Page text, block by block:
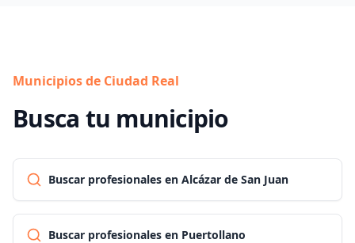
Municipios de Ciudad Real
Busca tu municipio
Buscar profesionales en Alcázar de San Juan
Buscar profesionales en Puertollano